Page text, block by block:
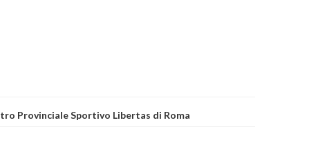
Provinciale Sportivo Libertas di Roma